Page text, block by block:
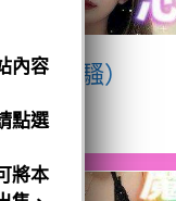
（騷）
內容
點選
將本